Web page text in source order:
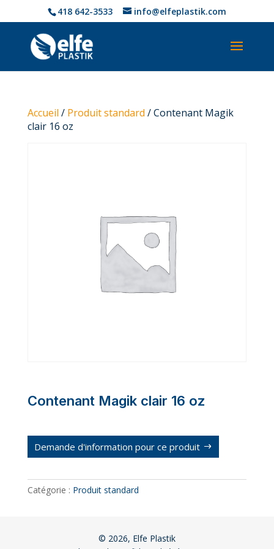
418 642-3533 info@elfeplastik.com
Accueil / Produit standard / Contenant Magik
clair 16 oz
Contenant Magik clair 16 oz
Demande d'information pour ce produit
Catégorie : Produit standard
© 2026, Elfe Plastik